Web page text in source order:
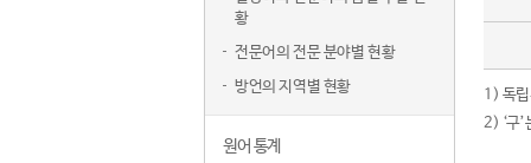
황
전문어의 전문 분야별 현황
방언의 지역별 현황
원어 통계
1) 독립
2) ‘구